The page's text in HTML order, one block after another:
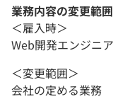
業務内容の変更範囲
＜雇入時＞
Web開発エンジニア
＜変更範囲＞
会社の定める業務